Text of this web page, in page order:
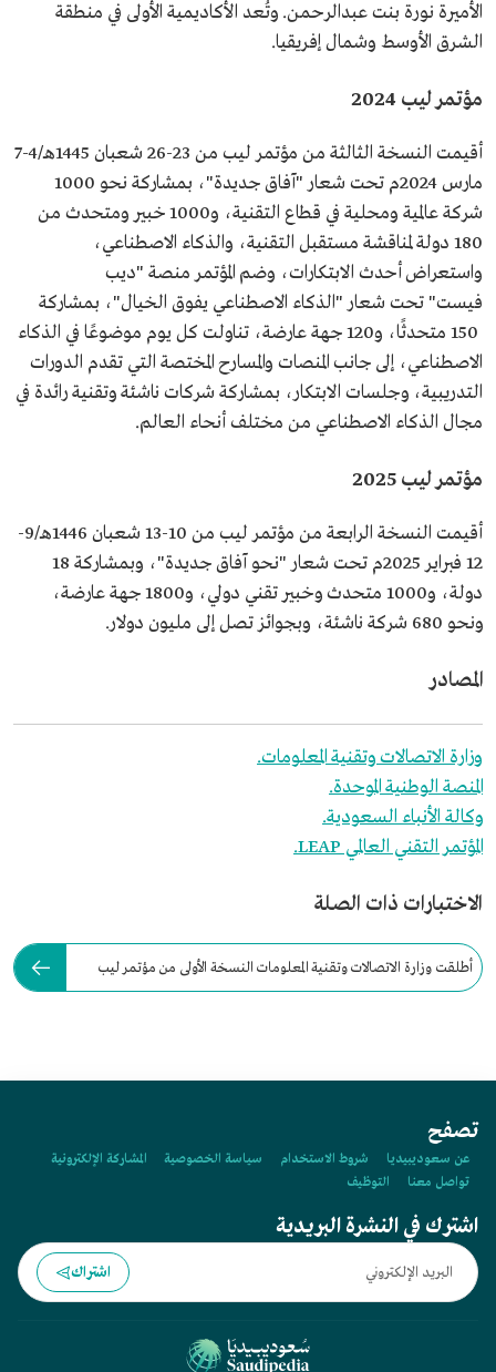
الأميرة نورة بنت عبدالرحمن. وتُعد الأكاديمية الأولى في منطقة
الشرق الأوسط وشمال إفريقيا.
مؤتمر ليب 2024
أقيمت النسخة الثالثة من مؤتمر ليب من 23-26 شعبان 1445هـ/4-7
مارس 2024م تحت شعار "آفاق جديدة"، بمشاركة نحو 1000
شركة عالمية ومحلية في قطاع التقنية، و1000 خبير ومتحدث من
180 دولة لمناقشة مستقبل التقنية، والذكاء الاصطناعي،
واستعراض أحدث الابتكارات، وضم المؤتمر منصة "ديب
فيست" تحت شعار "الذكاء الاصطناعي يفوق الخيال"، بمشاركة
150 متحدثًا، و120 جهة عارضة، تناولت كل يوم موضوعًا في الذكاء
الاصطناعي، إلى جانب المنصات والمسارح المختصة التي تقدم الدورات
التدريبية، وجلسات الابتكار، بمشاركة شركات ناشئة وتقنية رائدة في
مجال الذكاء الاصطناعي من مختلف أنحاء العالم.
مؤتمر ليب 2025
أقيمت النسخة الرابعة من مؤتمر ليب من 10-13 شعبان 1446هـ/9-
12 فبراير 2025م تحت شعار "نحو آفاق جديدة"، وبمشاركة 18
دولة، و1000 متحدث وخبير تقني دولي، و1800 جهة عارضة،
ونحو 680 شركة ناشئة، وبجوائز تصل إلى مليون دولار.
المصادر
وزارة الاتصالات وتقنية المعلومات.
المنصة الوطنية الموحدة.
وكالة الأنباء السعودية.
المؤتمر التقني العالمي LEAP.
الاختبارات ذات الصلة
أطلقت وزارة الاتصالات وتقنية المعلومات النسخة الأولى من مؤتمر ليب
تصفح
عن سعوديبيديا شروط الاستخدام سياسة الخصوصية
المشاركة الإلكترونية
تواصل معنا
التوظيف
اشترك في النشرة البريدية
اشتراك